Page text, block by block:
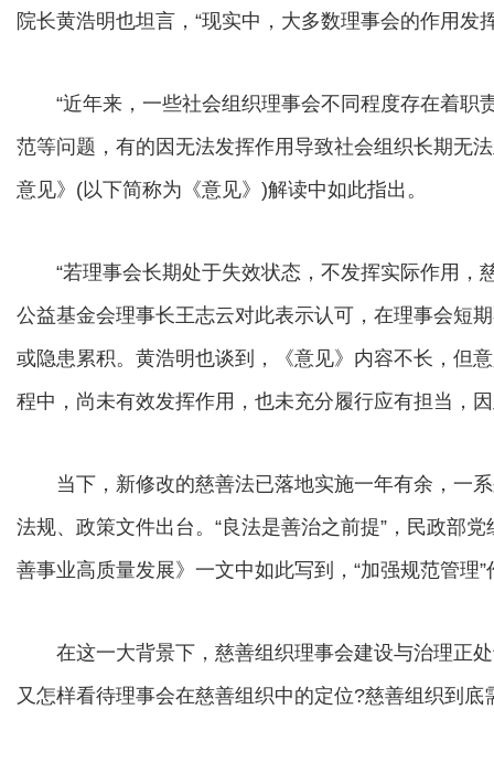
院长黄浩明也坦言，“现实中，大多数理事会的作用发
“近年来，一些社会组织理事会不同程度存在着职
范等问题，有的因无法发挥作用导致社会组织长期无
意见》(以下简称为《意见》)解读中如此指出。
“若理事会长期处于失效状态，不发挥实际作用，
公益基金会理事长王志云对此表示认可，在理事会短
或隐患累积。黄浩明也谈到，《意见》内容不长，但
程中，尚未有效发挥作用，也未充分履行应有担当，
当下，新修改的慈善法已落地实施一年有余，一系
法规、政策文件出台。“良法是善治之前提”，民政部
善事业高质量发展》一文中如此写到，“加强规范管理
在这一大背景下，慈善组织理事会建设与治理正处
又怎样看待理事会在慈善组织中的定位?慈善组织到底